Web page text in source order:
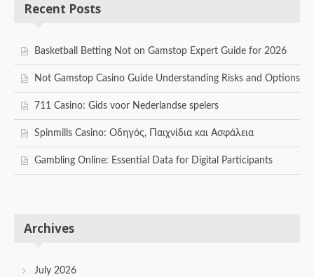
Recent Posts
Basketball Betting Not on Gamstop Expert Guide for 2026
Not Gamstop Casino Guide Understanding Risks and Options
711 Casino: Gids voor Nederlandse spelers
Spinmills Casino: Οδηγός, Παιχνίδια και Ασφάλεια
Gambling Online: Essential Data for Digital Participants
Archives
July 2026